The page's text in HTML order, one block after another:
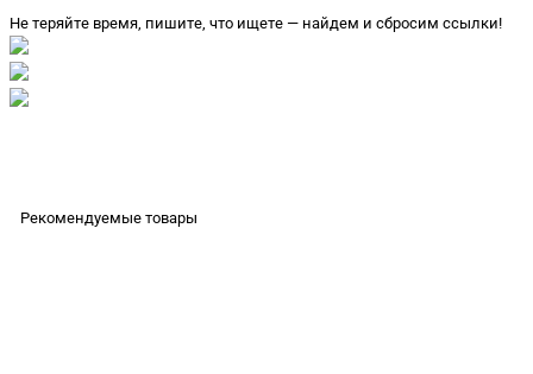
Не теряйте время, пишите, что ищете — найдем и сбросим ссылки!
Рекомендуемые товары